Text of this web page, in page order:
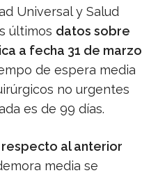
Universal y Salud
últimos datos sobre
a fecha 31 de marzo
de espera media
no urgentes
es de 99 días.
al anterior
media se